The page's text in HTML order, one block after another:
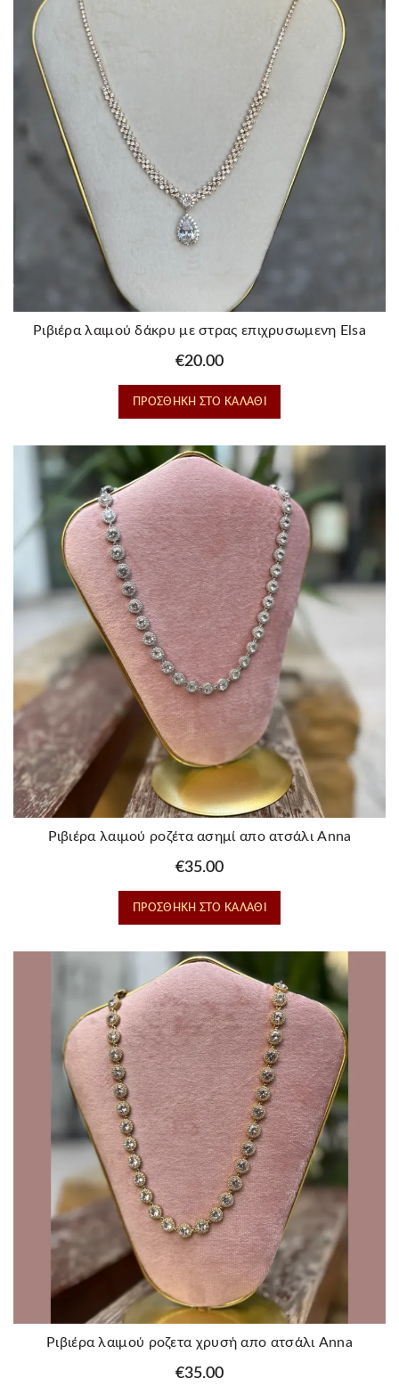
Ριβιέρα λαιμού δάκρυ με στρας επιχρυσωμενη Elsa
€20.00
ΠΡΟΣΘΉΚΗ ΣΤΟ ΚΑΛΆΘΙ
Ριβιέρα λαιμού ροζέτα ασημί απο ατσάλι Anna
€35.00
ΠΡΟΣΘΉΚΗ ΣΤΟ ΚΑΛΆΘΙ
Ριβιέρα λαιμού ροζετα χρυσή απο ατσάλι Anna
€35.00